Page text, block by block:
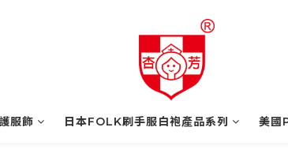
服飾 日本FOLK刷手服白袍產品系列 美國